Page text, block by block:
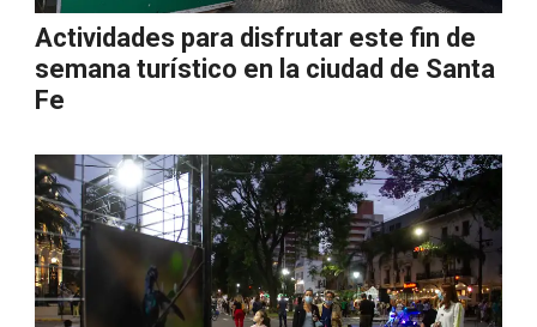
Actividades para disfrutar este fin de
semana turístico en la ciudad de Santa
Fe